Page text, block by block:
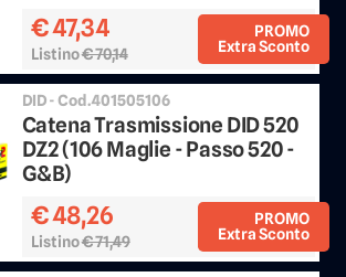
PROMO
Extra Sconto
€ 47,34
Listino€ 70,14 Sconto 25%
DID - Cod.401505106
Catena Trasmissione DID 520
DZ2 (106 Maglie - Passo 520 -
G&B)
PROMO
Extra Sconto
€ 48,26
Listino€ 71,49 Sconto 25%